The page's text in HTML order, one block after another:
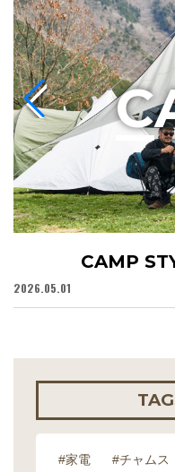
CAMP
2026.05.01
C
#家電 #チャムス